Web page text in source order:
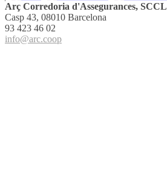
Arç Corredoria d'Assegurances, SCCL
Casp 43, 08010 Barcelona
93 423 46 02
info@arc.coop